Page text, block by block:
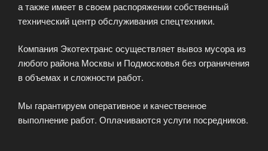
а также имеет в своем распоряжении собственный
технический центр обслуживания спецтехники.
Компания Экотехтранс осуществляет вывоз мусора из
любого района Москвы и Подмосковья без ограничения
в объемах и сложности работ.
Мы гарантируем оперативное и качественное
выполнение работ. Оплачиваются услуги посредников.